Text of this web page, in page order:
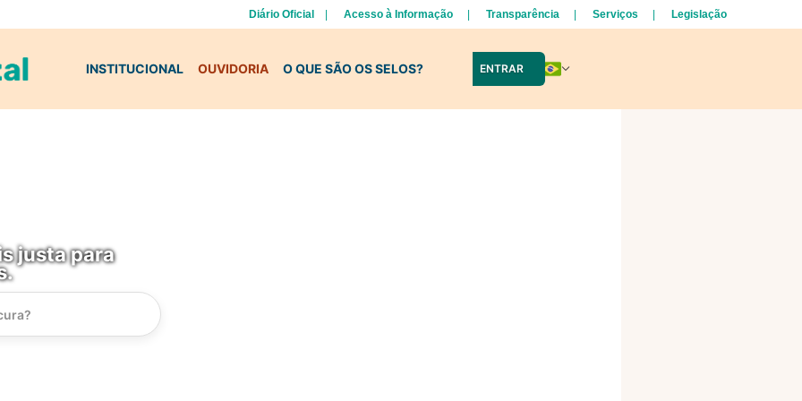
Diário Oficial Acesso à Informação Transparência Serviços Legislação
INSTITUCIONAL OUVIDORIA O QUE SÃO OS SELOS? ENTRAR
justa para